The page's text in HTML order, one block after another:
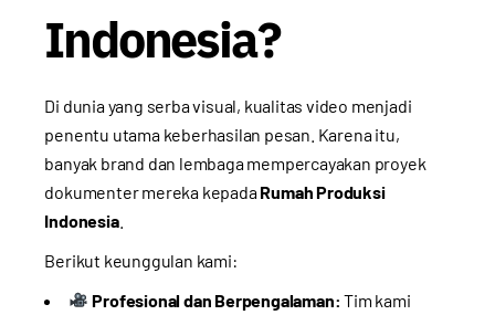
Indonesia?
Di dunia yang serba visual, kualitas video menjadi
penentu utama keberhasilan pesan. Karena itu,
banyak brand dan lembaga mempercayakan proyek
dokumenter mereka kepadaRumah Produksi
Indonesia.
Berikut keunggulan kami:
Profesional dan Berpengalaman: Tim kami